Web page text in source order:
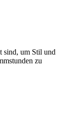
sind, um Stil und
zu